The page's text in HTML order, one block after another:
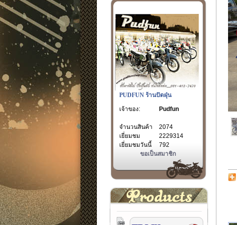
PUDFUN ร้านปัดฝุ่น
เจ้าของ:
Pudfun
จำนวนสินค้า
2074
เยี่ยมชม
2229314
เยี่ยมชมวันนี้
792
ขอเป็นสมาชิก